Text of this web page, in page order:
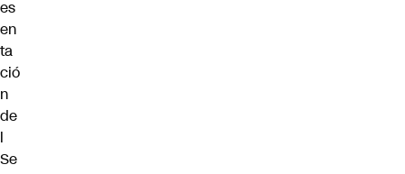
es
en
ta
ció
n
de
l
Se